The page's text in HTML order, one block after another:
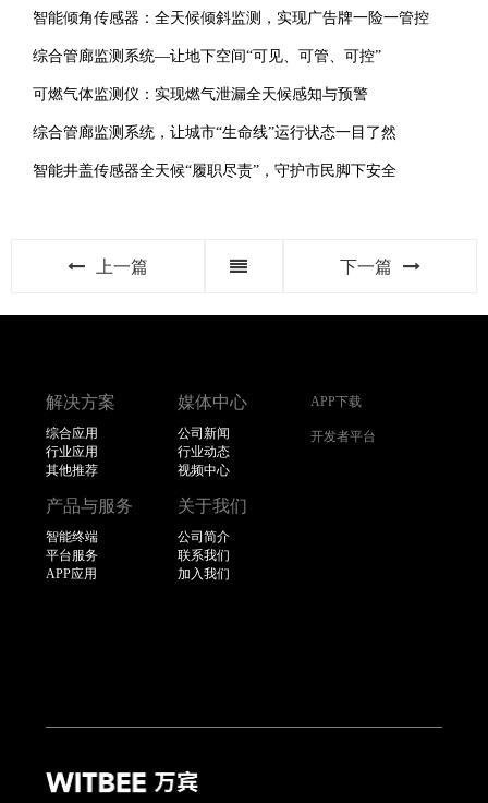
智能倾角传感器：全天候倾斜监测，实现广告牌一险一管控
综合管廊监测系统—让地下空间“可见、可管、可控”
可燃气体监测仪：实现燃气泄漏全天候感知与预警
综合管廊监测系统，让城市“生命线”运行状态一目了然
智能井盖传感器全天候“履职尽责”，守护市民脚下安全
上一篇 下一篇
解决方案
综合应用
行业应用
其他推荐
产品与服务
智能终端
平台服务
APP应用
媒体中心
公司新闻
行业动态
视频中心
关于我们
公司简介
联系我们
加入我们
APP下载
开发者平台